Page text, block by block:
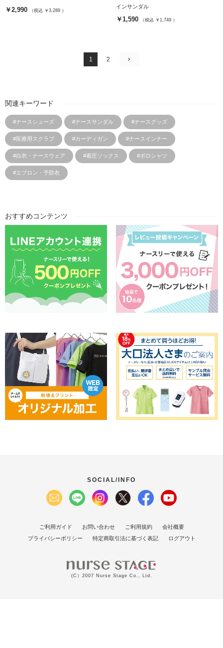
￥2,990 （税込 ￥3,289 ）
インサンダル
￥1,590 （税込 ￥1,749 ）
1 2
関連キーワード
#ナースシューズ #ナースサンダル #ナースグッズ
#医療用スクラブ #カーディガン #ナースインナー
#白衣・ナースウェア #着圧ソックス #ポロシャツ
#エプロン・予防衣
おすすめコンテンツ
SOCIAL/INFO
ご利用ガイド お問い合わせ ご利用規約
会社概要
プライバシーポリシー
特定商取引法に基づく表記 ログアウト
(C）2007 Nurse Stage Co., Ltd.